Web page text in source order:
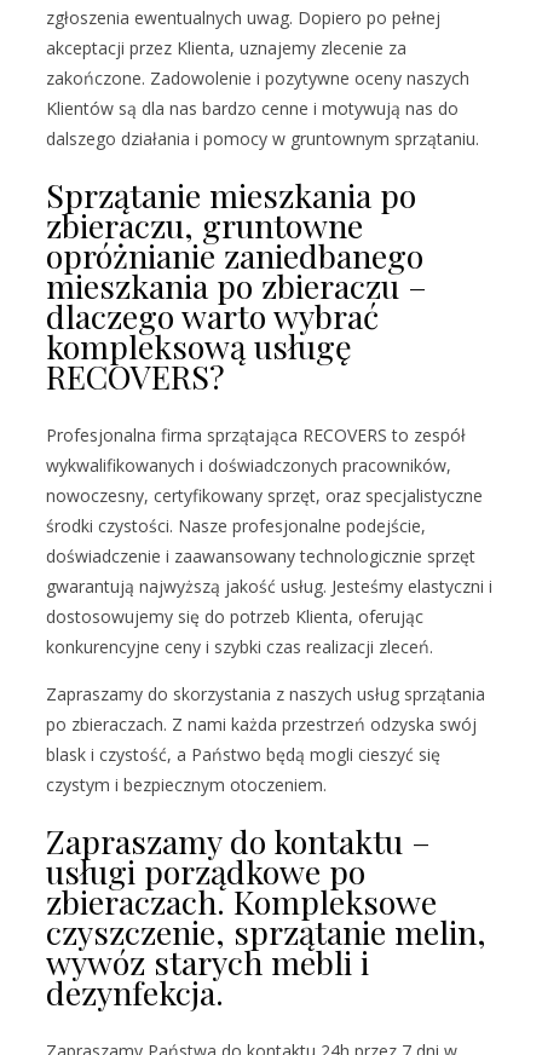
zgłoszenia ewentualnych uwag. Dopiero po pełnej
akceptacji przez Klienta, uznajemy zlecenie za
zakończone. Zadowolenie i pozytywne oceny naszych
Klientów są dla nas bardzo cenne i motywują nas do
dalszego działania i pomocy w gruntownym sprzątaniu.
Sprzątanie mieszkania po
zbieraczu, gruntowne
opróżnianie zaniedbanego
mieszkania po zbieraczu –
dlaczego warto wybrać
kompleksową usługę
RECOVERS?
Profesjonalna firma sprzątająca RECOVERS to zespół
wykwalifikowanych i doświadczonych pracowników,
nowoczesny, certyfikowany sprzęt, oraz specjalistyczne
środki czystości. Nasze profesjonalne podejście,
doświadczenie i zaawansowany technologicznie sprzęt
gwarantują najwyższą jakość usług. Jesteśmy elastyczni i
dostosowujemy się do potrzeb Klienta, oferując
konkurencyjne ceny i szybki czas realizacji zleceń.
Zapraszamy do skorzystania z naszych usług sprzątania
po zbieraczach. Z nami każda przestrzeń odzyska swój
blask i czystość, a Państwo będą mogli cieszyć się
czystym i bezpiecznym otoczeniem.
Zapraszamy do kontaktu –
usługi porządkowe po
zbieraczach. Kompleksowe
czyszczenie, sprzątanie melin,
wywóz starych mebli i
dezynfekcja.
Zapraszamy Państwa do kontaktu 24h przez 7 dni w